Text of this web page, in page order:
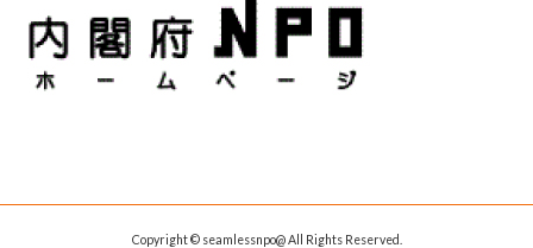
Copyright © seamlessnpo@ All Rights Reserved.